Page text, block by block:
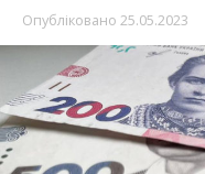
Опубліковано 25.05.2023